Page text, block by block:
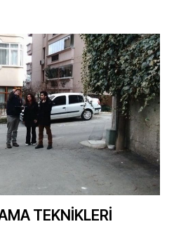
TEKNİKLERİ